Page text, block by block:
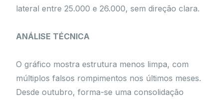
lateral entre 25.000 e 26.000, sem direção clara.
ANÁLISE TÉCNICA
O gráfico mostra estrutura menos limpa, com
múltiplos falsos rompimentos nos últimos meses.
Desde outubro, forma-se uma consolidação